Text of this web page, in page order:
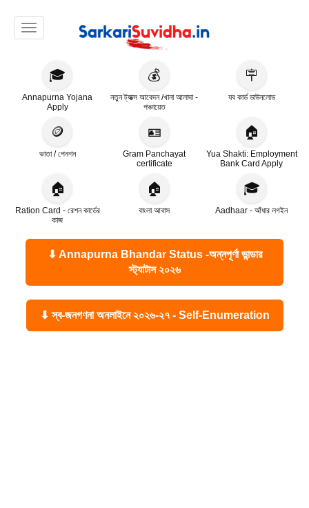
Toggle navigation
🎓
Annapurna Yojana
Apply
💰
নতুন ট্যাক্স আবেদন /খানা আলাদা -
পঞ্চায়েত
🪧
যব কার্ড ডাউনলোড
🪙
ভাতা / পেনশন
🪪
Gram Panchayat
certificate
🏠
Yua Shakti: Employment
Bank Card Apply
🏠
Ration Card - রেশন কার্ডের
কাজ
🏠
বাংলা আবাস
🎓
Aadhaar - আঁধার লগইন
⬇ Annapurna Bhandar Status -অন্নপূর্ণা ভান্ডার
স্ট্যাটাস ২০২৬
⬇ স্ব-জনগণনা অনলাইনে ২০২৬-২৭ - Self-Enumeration